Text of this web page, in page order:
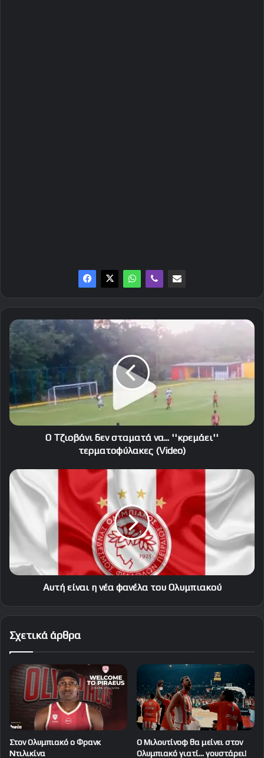
Ο
Τζιοβάνι
δεν
σταματά
να...
''κρεμάει''
τερματοφύλακες
(Video)
Ο Τζιοβάνι δεν σταματά να... ''κρεμάει''
τερματοφύλακες (Video)
Αυτή
είναι
η
νέα
φανέλα
Ολυμπιακού
Αυτή είναι η νέα φανέλα του Ολυμπιακού
Σχετικά άρθρα
Στον Ολυμπιακό ο Φρανκ
Ντιλικίνα
Ο Μιλουτίνοφ θα μείνει στον
Ολυμπιακό γιατί… γουστάρει!